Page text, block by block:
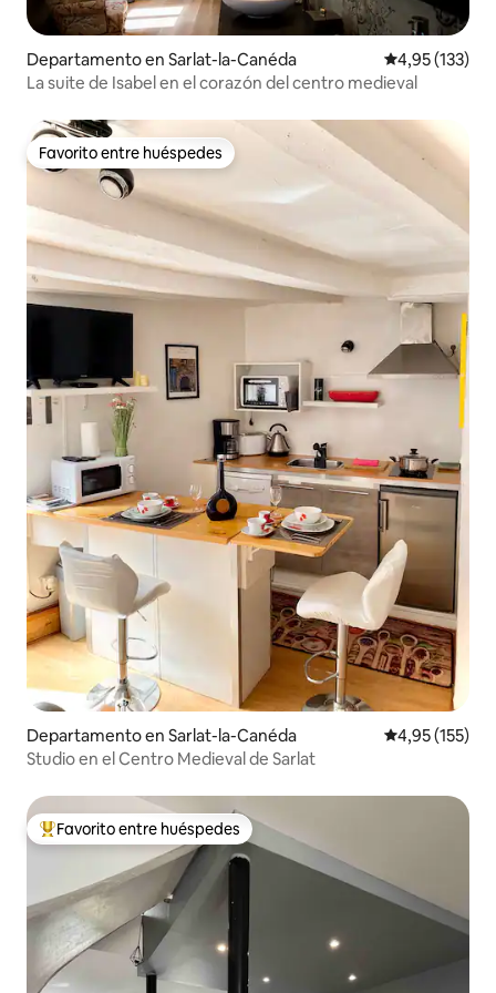
Departamento en Sarlat-la-Canéda Calificación
4,95 (133)
La suite de Isabel en el corazón del centro medieval
Favorito entre huéspedes
Favorito entre huéspedes
Departamento en Sarlat-la-Canéda Calificación
4,95 (155)
Studio en el Centro Medieval de Sarlat
Favorito entre los huéspedes más destacados
Favorito entre huéspedes